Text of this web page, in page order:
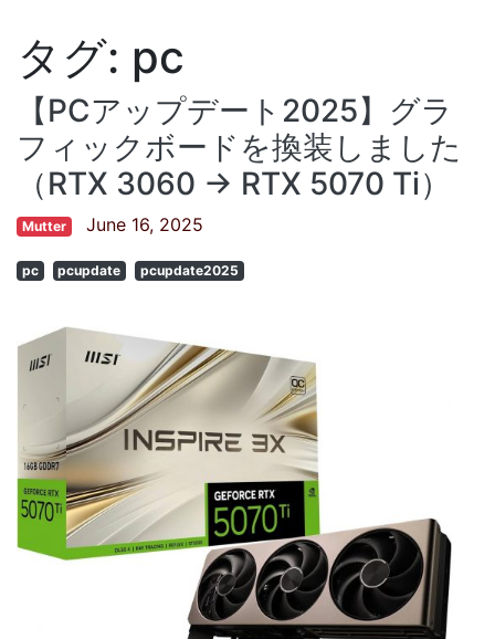
タグ: pc
【PCアップデート2025】グラ
フィックボードを換装しました
（RTX 3060 → RTX 5070 Ti）
Mutter June 16, 2025
pc pcupdate pcupdate2025